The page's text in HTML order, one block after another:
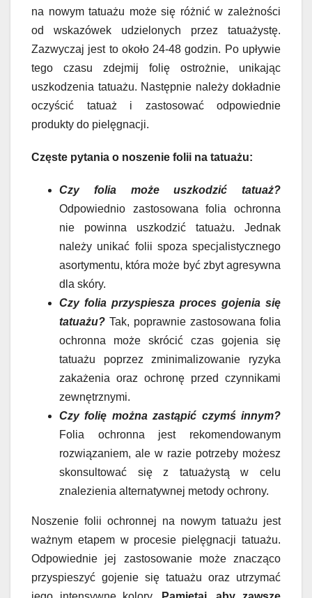
na nowym tatuażu może się różnić w zależności
od wskazówek udzielonych przez tatuażystę.
Zazwyczaj jest to około 24-48 godzin. Po upływie
tego czasu zdejmij folię ostrożnie, unikając
uszkodzenia tatuażu. Następnie należy dokładnie
oczyścić tatuaż i zastosować odpowiednie
produkty do pielęgnacji.
Częste pytania o noszenie folii na tatuażu:
Czy folia może uszkodzić tatuaż?
Odpowiednio zastosowana folia ochronna
nie powinna uszkodzić tatuażu. Jednak
należy unikać folii spoza specjalistycznego
asortymentu, która może być zbyt agresywna
dla skóry.
Czy folia przyspiesza proces gojenia się
tatuażu? Tak, poprawnie zastosowana folia
ochronna może skrócić czas gojenia się
tatuażu poprzez zminimalizowanie ryzyka
zakażenia oraz ochronę przed czynnikami
zewnętrznymi.
Czy folię można zastąpić czymś innym?
Folia ochronna jest rekomendowanym
rozwiązaniem, ale w razie potrzeby możesz
skonsultować się z tatuażystą w celu
znalezienia alternatywnej metody ochrony.
Noszenie folii ochronnej na nowym tatuażu jest
ważnym etapem w procesie pielęgnacji tatuażu.
Odpowiednie jej zastosowanie może znacząco
przyspieszyć gojenie się tatuażu oraz utrzymać